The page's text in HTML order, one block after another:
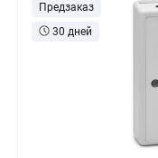
Предзаказ
30 дней